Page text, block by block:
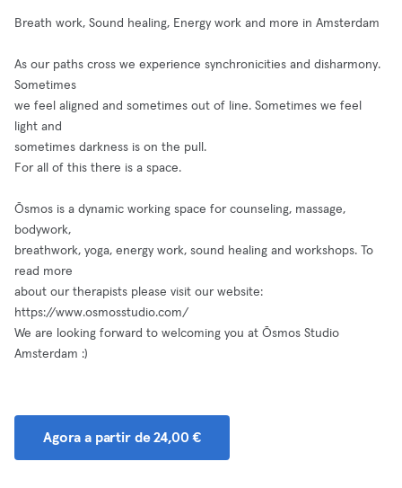
Breath work, Sound healing, Energy work and more in Amsterdam
As our paths cross we experience synchronicities and disharmony.
Sometimes
we feel aligned and sometimes out of line. Sometimes we feel
light and
sometimes darkness is on the pull.
For all of this there is a space.
Ōsmos is a dynamic working space for counseling, massage,
bodywork,
breathwork, yoga, energy work, sound healing and workshops. To
read more
about our therapists please visit our website:
https://www.osmosstudio.com/
We are looking forward to welcoming you at Ōsmos Studio
Amsterdam :)
Agora a partir de 24,00 €